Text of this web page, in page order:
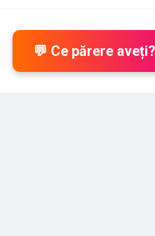
💬 Ce părere aveți?